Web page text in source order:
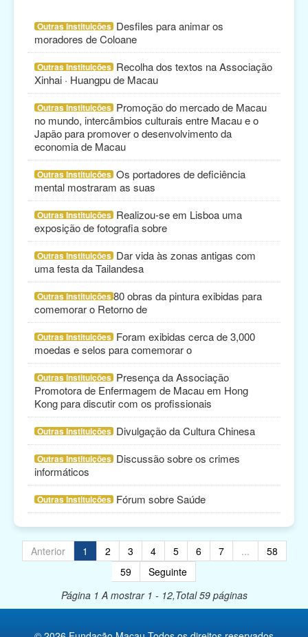
Outras Instituições Desfiles para animar os
moradores de Coloane
Outras Instituições Recolha dos textos na Associação
Xinhai · Huangpu de Macau
Outras Instituições Promoção do mercado de Macau
no mundo, intercâmbios culturais entre Macau e o
Japão para promover o desenvolvimento da
economia de Macau
Outras Instituições Os portadores de deficiência
mental mostraram as suas
Outras Instituições Realizou-se em Lisboa uma
exposição de fotografia sobre
Outras Instituições Dar vida às zonas antigas com
uma festa da Tailandesa
Outras Instituições​80 obras da pintura exibidas para
comemorar o Retorno de
Outras Instituições Foram exibidas cerca de 3,000
moedas e selos para comemorar o
Outras Instituições Presença da Associação
Promotora de Enfermagem de Macau em Hong
Kong para discutir com os profissionais
Outras Instituições Divulgação da Cultura Chinesa
Outras Instituições Discussão sobre os crimes
informáticos
Outras Instituições Fórum sobre Saúde
Anterior 1 2 3 4 5 6 7 ...
58
59
Seguinte
Página 1 A mostrar 1 - 12,Total 59 páginas